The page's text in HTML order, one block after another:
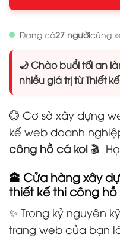
Đang có27 ngườicùng
🌙 Chào buổi tối an
nhiều giá trị từ Thiết
💮 Cơ sở xây dựng
kế web doanh
công hồ cá koi 🎬
🕋 Cửa hàng xây
thiết kế thi công hồ
✨ Trong kỷ nguyên
trang web của bạn